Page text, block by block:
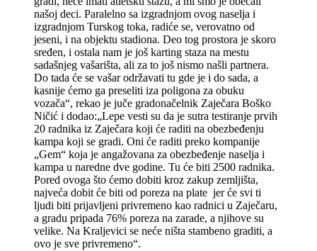
našoj deci. Paralelno sa izgradnjom ovog naselja i
izgradnjom Turskog toka, radiće se, verovatno od
jeseni, i na objektu stadiona. Deo tog prostora je skoro
sređen, i ostala nam je još karting staza na mestu
sadašnjeg vašarišta, ali za to još nismo našli partnera.
Do tada će se vašar održavati tu gde je i do sada, a
kasnije ćemo ga preseliti iza poligona za obuku
vozača“, rekao je juče gradonačelnik Zaječara Boško
Ničić i dodao:„Lepe vesti su da je sutra testiranje prvih
20 radnika iz Zaječara koji će raditi na obezbeđenju
kampa koji se gradi. Oni će raditi preko kompanije
„Gem“ koja je angažovana za obezbeđenje naselja i
kampa u naredne dve godine. Tu će biti 2500 radnika.
Pored ovoga što ćemo dobiti kroz zakup zemljišta,
najveća dobit će biti od poreza na plate jer će svi ti
ljudi biti prijavljeni privremeno kao radnici u Zaječaru,
a gradu pripada 76% poreza na zarade, a njihove su
velike. Na Kraljevici se neće ništa stambeno graditi, a
ovo je sve privremeno“.